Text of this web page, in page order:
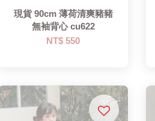
現貨 90cm 薄荷清爽豬豬
無袖背心 cu622
NT$ 550